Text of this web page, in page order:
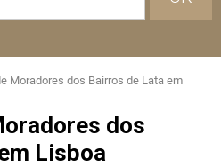
Moradores dos Bairros de Lata em
dos
Lisboa